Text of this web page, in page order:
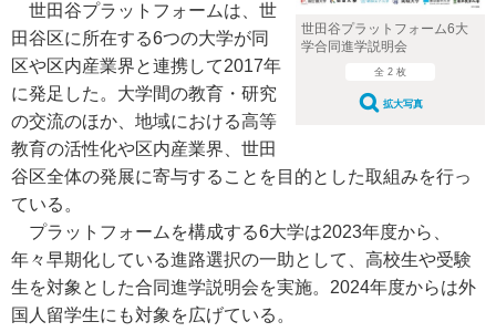
世田谷プラットフォーム6大
学合同進学説明会
全 2 枚
拡大写真
世田谷プラットフォームは、世
田谷区に所在する6つの大学が同
区や区内産業界と連携して2017年
に発足した。大学間の教育・研究
の交流のほか、地域における高等
教育の活性化や区内産業界、世田
谷区全体の発展に寄与することを目的とした取組みを行っ
ている。
プラットフォームを構成する6大学は2023年度から、
年々早期化している進路選択の一助として、高校生や受験
生を対象とした合同進学説明会を実施。2024年度からは外
国人留学生にも対象を広げている。